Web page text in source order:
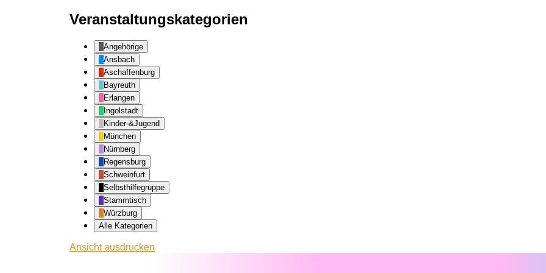
Veranstaltungskategorien
Angehörige
Ansbach
Aschaffenburg
Bayreuth
Erlangen
Ingolstadt
Kinder-&Jugend
München
Nürnberg
Regensburg
Schweinfurt
Selbsthilfegruppe
Stammtisch
Würzburg
Alle Kategorien
Ansichtausdrucken